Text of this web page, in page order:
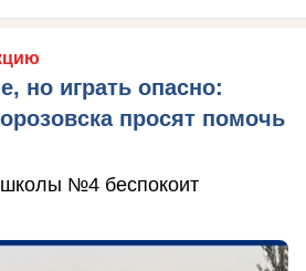
но играть опасно:
просят помочь
№4 беспокоит